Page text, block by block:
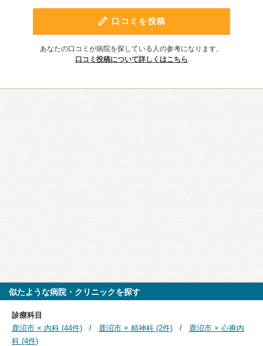
口コミを投稿
あなたの口コミが病院を探している人の参考になります。
口コミ投稿について詳しくはこちら
似たような病院・クリニックを探す
診療科目
鹿沼市 × 内科 (44件)
鹿沼市 × 精神科 (2件)
鹿沼市 × 心療内
科 (4件)